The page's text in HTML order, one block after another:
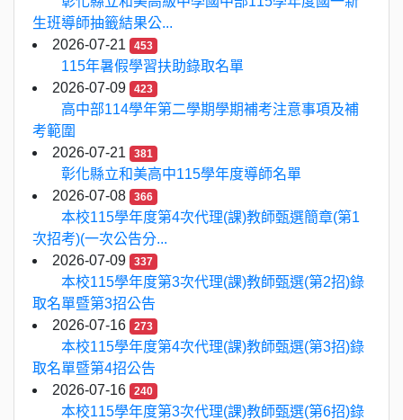
生班導師抽籤結果公...
2026-07-21
453
115年暑假學習扶助錄取名單
2026-07-09
423
高中部114學年第二學期學期補考注意事項及補
考範圍
2026-07-21
381
彰化縣立和美高中115學年度導師名單
2026-07-08
366
本校115學年度第4次代理(課)教師甄選簡章(第1
次招考)(一次公告分...
2026-07-09
337
本校115學年度第3次代理(課)教師甄選(第2招)錄
取名單暨第3招公告
2026-07-16
273
本校115學年度第4次代理(課)教師甄選(第3招)錄
取名單暨第4招公告
2026-07-16
240
本校115學年度第3次代理(課)教師甄選(第6招)錄